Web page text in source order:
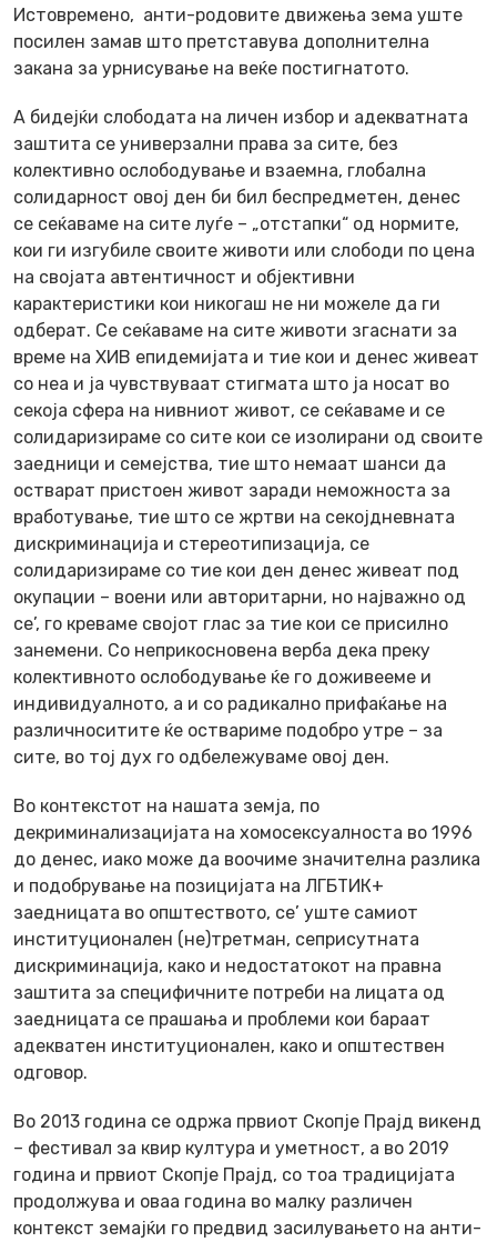
Истовремено, анти-родовите движења зема уште
посилен замав што претставува дополнителна
закана за урнисување на веќе постигнатото.
А бидејќи слободата на личен избор и адекватната
заштита се универзални права за сите, без
колективно ослободување и взаемна, глобална
солидарност овој ден би бил беспредметен, денес
се сеќаваме на сите луѓе – „отстапки“ од нормите,
кои ги изгубиле своите животи или слободи по цена
на својата автентичност и објективни
карактеристики кои никогаш не ни можеле да ги
одберат. Се сеќаваме на сите животи згаснати за
време на ХИВ епидемијата и тие кои и денес живеат
со неа и ја чувствуваат стигмата што ја носат во
секоја сфера на нивниот живот, се сеќаваме и се
солидаризираме со сите кои се изолирани од своите
заедници и семејства, тие што немаат шанси да
остварат пристоен живот заради неможноста за
вработување, тие што се жртви на секојдневната
дискриминација и стереотипизација, се
солидаризираме со тие кои ден денес живеат под
окупации – воени или авторитарни, но најважно од
се’, го креваме својот глас за тие кои се присилно
занемени. Со неприкосновена верба дека преку
колективното ослободување ќе го доживееме и
индивидуалното, а и со радикално прифаќање на
различноситите ќе оствариме подобро утре – за
сите, во тој дух го одбележуваме овој ден.
Во контекстот на нашата земја, по
декриминализацијата на хомосексуалноста во 1996
до денес, иако може да воочиме значителна разлика
и подобрување на позицијата на ЛГБТИК+
заедницата во општеството, се’ уште самиот
институционален (не)третман, сеприсутната
дискриминација, како и недостатокот на правна
заштита за специфичните потреби на лицата од
заедницата се прашања и проблеми кои бараат
адекватен институционален, како и општествен
одговор.
Во 2013 година се одржа првиот Скопје Прајд викенд
– фестивал за квир култура и уметност, а во 2019
година и првиот Скопје Прајд, со тоа традицијата
продолжува и оваа година во малку различен
контекст земајќи го предвид засилувањето на анти-